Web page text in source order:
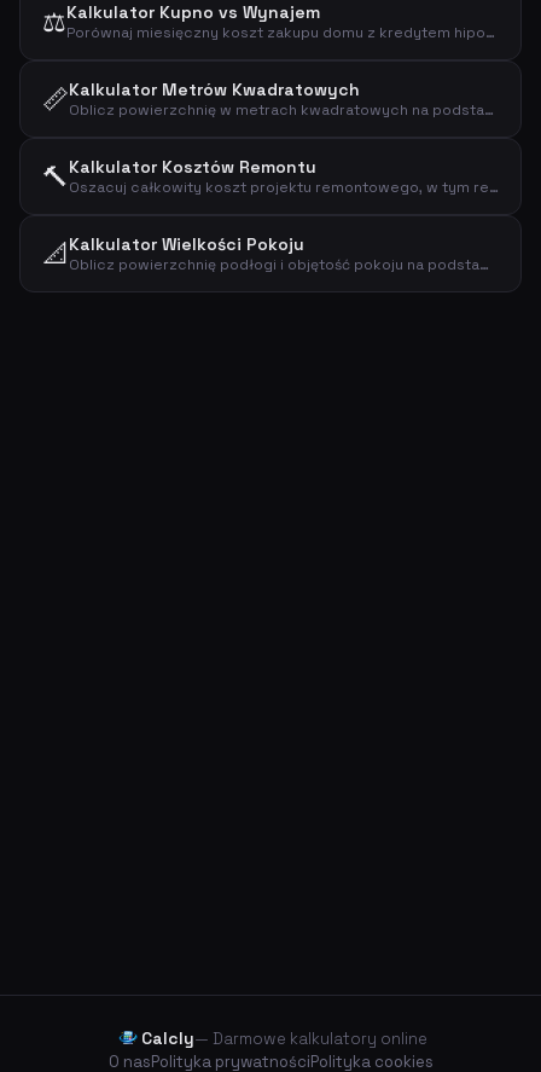
⚖️Kalkulator Kupno vs Wynajem
Porównaj miesięczny koszt zakupu domu z kredytem hipotecznym z wynajmem, w tym koszty właściciela.
📏Kalkulator Metrów Kwadratowych
Oblicz powierzchnię w metrach kwadratowych na podstawie długości i szerokości oraz oszacuj całkowity koszt, jeśli podano cenę za metr kwadratowy.
🔨Kalkulator Kosztów Remontu
Oszacuj całkowity koszt projektu remontowego, w tym rezerwę na nieprzewidziane wydatki.
📐 Kalkulator Wielkości Pokoju
Oblicz powierzchnię podłogi i objętość pokoju na podstawie jego długości, szerokości i wysokości sufitu.
Calcly— Darmowe kalkulatory online
O nasPolityka prywatnościPolityka cookies